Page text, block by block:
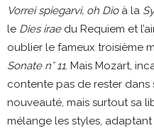
Vorrei spiegarvi, oh Dioà la
le Dies iraedu Requiem et
oublier le fameux troisième
Sonate n° 11. Mais Mozart,
contente pas de rester
nouveauté, mais surtout sa
mélange les styles, adaptant